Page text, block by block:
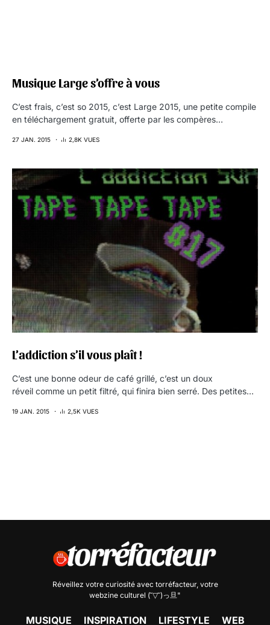
Musique Large s’offre à vous
C’est frais, c’est so 2015, c’est Large 2015, une petite compile
en téléchargement gratuit, offerte par les compères…
27 JAN. 2015 2,8K VUES
L’addiction s’il vous plaît !
C’est une bonne odeur de café grillé, c’est un doux
réveil comme un petit filtré, qui finira bien serré. Des petites…
19 JAN. 2015 2,5K VUES
Réveillez votre curiosité avec torréfacteur, votre
webzine culturel (˘▽˘)っ旦"
MUSIQUE INSPIRATION LIFESTYLE WEB